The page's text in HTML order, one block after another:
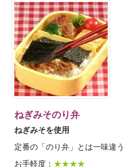
ねぎみそのり弁
ねぎみそを使用
定番の「のり弁」とは一味違う
お手軽度： ★★★★